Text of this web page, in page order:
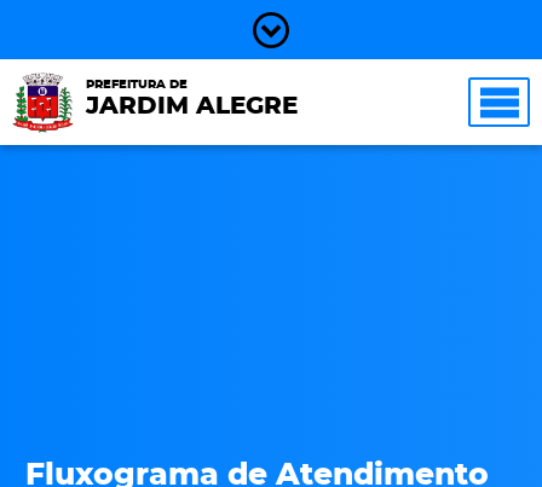
PREFEITURA DE
JARDIM ALEGRE
Fluxograma de Atendimento